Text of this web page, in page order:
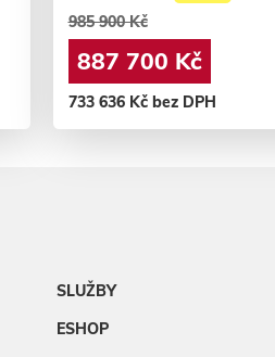
985 900 Kč
887 700 Kč
733 636 Kč bez DPH
SLUŽBY
ESHOP